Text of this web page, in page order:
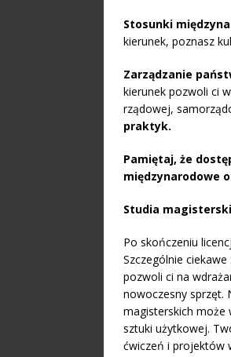
Stosunki
kierunek, poznasz
Zarządzanie
kierunek pozwoli ci
rządowej,
praktyk.
Pamiętaj, że
międzynarodowe
Studia
Po skończeniu
Szczególnie
pozwoli ci na
nowoczesny sprzęt.
magisterskich może
sztuki użytkowej.
ćwiczeń i projektów